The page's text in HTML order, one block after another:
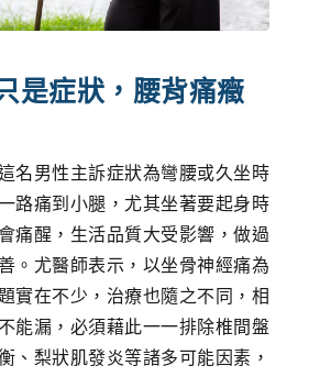
是症狀，腰背痛癥
名男性主訴症狀為彎腰或久坐時
路痛到小腿，尤其坐著要起身時
痛醒，生活品質大受影響，做過
。尤醫師表示，以坐骨神經痛為
實在不少，治療也隨之不同，相
能漏，必須藉此一一排除椎間盤
、梨狀肌發炎等諸多可能因素，